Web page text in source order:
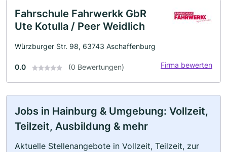
Fahrschule Fahrwerkk GbR
Ute Kotulla / Peer Weidlich
Würzburger Str. 98, 63743 Aschaffenburg
0.0 (0 Bewertungen) Firma bewerten
Jobs in Hainburg & Umgebung: Vollzeit,
Teilzeit, Ausbildung & mehr
Aktuelle Stellenangebote in Vollzeit, Teilzeit, zur